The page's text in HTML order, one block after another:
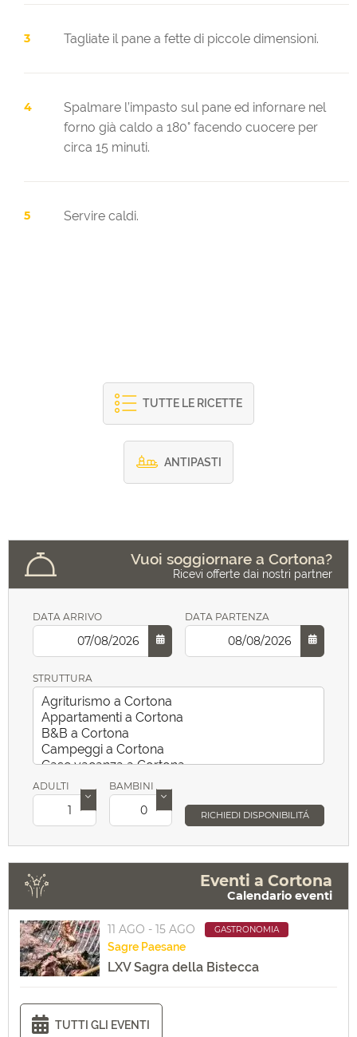
Tagliate il pane a fette di piccole dimensioni.
Spalmare l’impasto sul pane ed infornare nel
forno già caldo a 180° facendo cuocere per
circa 15 minuti.
Servire caldi.
TUTTE LE RICETTE
ANTIPASTI
Vuoi soggiornare a Cortona?
Ricevi offerte dai nostri partner
DATA ARRIVO DATA PARTENZA
STRUTTURA
ADULTI BAMBINI
RICHIEDI DISPONIBILITÁ
Eventi a Cortona
Calendario eventi
11 AGO - 15 AGO GASTRONOMIA
Sagre Paesane
LXV Sagra della Bistecca
TUTTI GLI EVENTI